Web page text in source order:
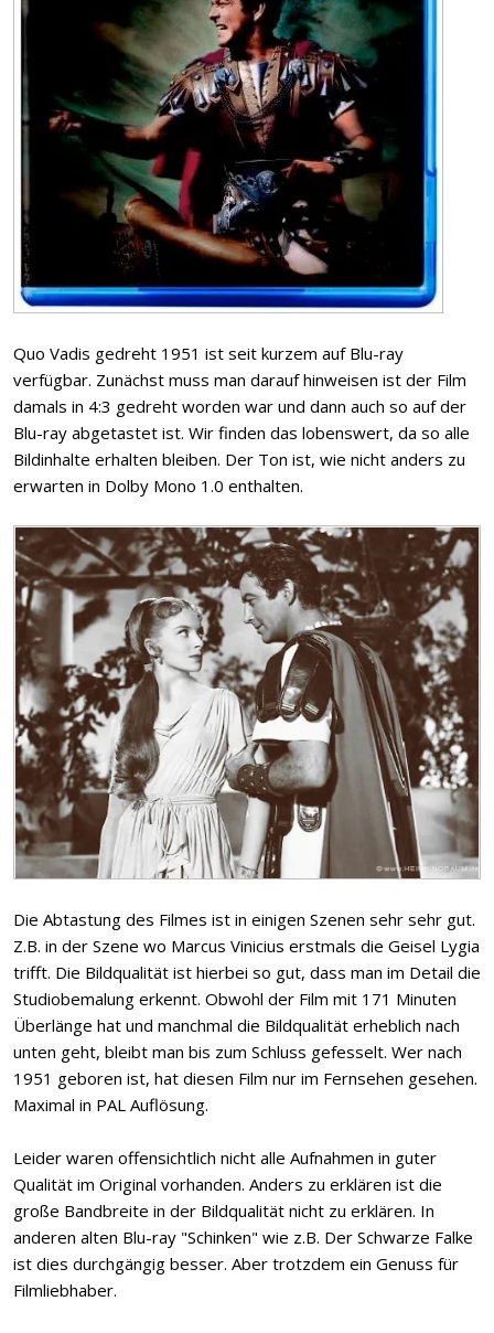
Quo Vadis gedreht 1951 ist seit kurzem auf Blu-ray
verfügbar. Zunächst muss man darauf hinweisen ist der Film
damals in 4:3 gedreht worden war und dann auch so auf der
Blu-ray abgetastet ist. Wir finden das lobenswert, da so alle
Bildinhalte erhalten bleiben. Der Ton ist, wie nicht anders zu
erwarten in Dolby Mono 1.0 enthalten.
Die Abtastung des Filmes ist in einigen Szenen sehr sehr gut.
Z.B. in der Szene wo Marcus Vinicius erstmals die Geisel Lygia
trifft. Die Bildqualität ist hierbei so gut, dass man im Detail die
Studiobemalung erkennt. Obwohl der Film mit 171 Minuten
Überlänge hat und manchmal die Bildqualität erheblich nach
unten geht, bleibt man bis zum Schluss gefesselt. Wer nach
1951 geboren ist, hat diesen Film nur im Fernsehen gesehen.
Maximal in PAL Auflösung.
Leider waren offensichtlich nicht alle Aufnahmen in guter
Qualität im Original vorhanden. Anders zu erklären ist die
große Bandbreite in der Bildqualität nicht zu erklären. In
anderen alten Blu-ray "Schinken" wie z.B. Der Schwarze Falke
ist dies durchgängig besser. Aber trotzdem ein Genuss für
Filmliebhaber.